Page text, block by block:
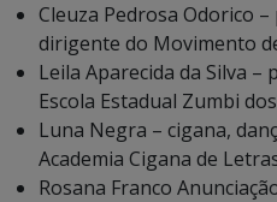
Cleuza Pedrosa Odorico
dirigente do Movimento
Leila Aparecida da Silva
Escola Estadual Zumbi
Luna Negra – cigana,
Academia Cigana de
Rosana Franco